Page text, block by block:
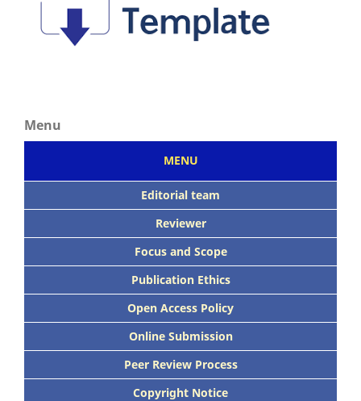
Menu
MENU
Editorial team
Reviewer
Focus and Scope
Publication Ethics
Open Access Policy
Online Submission
Peer Review Process
Copyright Notice